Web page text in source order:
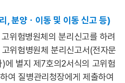
, 분양ㆍ이동 및 이동 신고 등)
위험병원체의 분리신고를 하려
위험병원체 분리신고서(전자문
에 별지 제7호의2서식의 고위험
여 질병관리청장에게 제출하여